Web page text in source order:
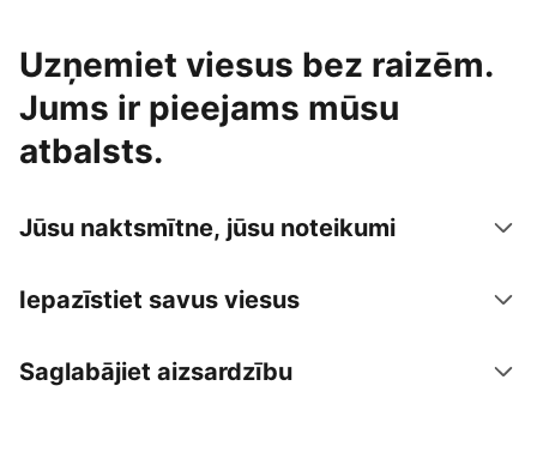
Uzņemiet viesus bez raizēm.
Jums ir pieejams mūsu
atbalsts.
Jūsu naktsmītne, jūsu noteikumi
Iepazīstiet savus viesus
Saglabājiet aizsardzību